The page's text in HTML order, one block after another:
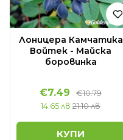
Лоницера Камчатика
Войтек - Майска
боровинка
€7.49
€10.79
14.65 лв 21.10 лв
КУПИ